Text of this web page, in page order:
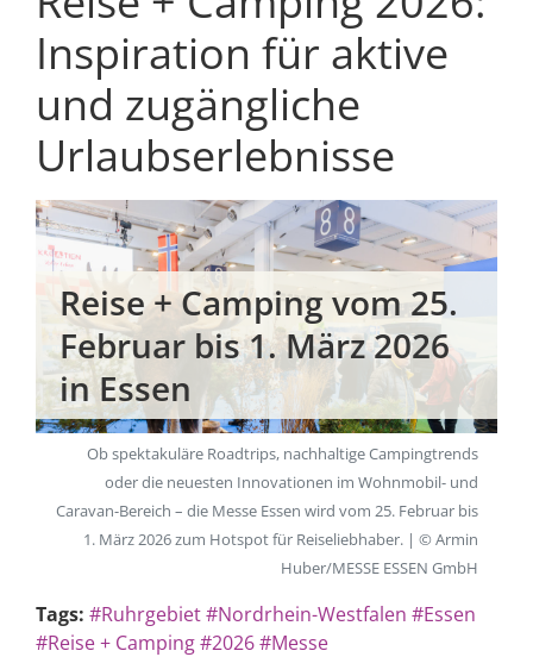
Inspiration für aktive
und zugängliche
Urlaubserlebnisse
Reise + Camping vom 25.
Februar bis 1. März 2026
in Essen
Ob spektakuläre Roadtrips, nachhaltige Campingtrends
oder die neuesten Innovationen im Wohnmobil- und
Caravan-Bereich – die Messe Essen wird vom 25. Februar bis
1. März 2026 zum Hotspot für Reiseliebhaber. | © Armin
Huber/MESSE ESSEN GmbH
Tags: #Ruhrgebiet#Nordrhein-Westfalen #Essen
#Reise + Camping#2026#Messe